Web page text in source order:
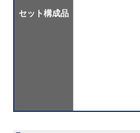
セット構成品